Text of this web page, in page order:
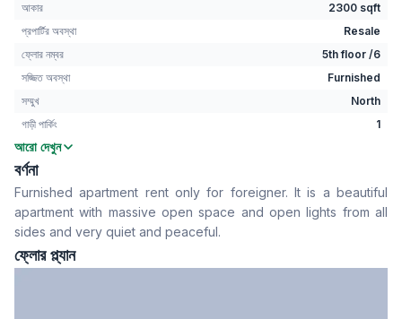
আকার
2300 sqft
প্রপার্টির অবস্থা
Resale
ফ্লোর নম্বর
5th floor /6
সজ্জিত অবস্থা
Furnished
সম্মুখ
North
গাড়ী পার্কিং
1
বেডরুম
বাথরুম
বসার রুম
No
Drawing Room
Yes
খাবার রুম
বারান্দা
আরো দেখুন
বর্ণনা
Furnished apartment rent only for foreigner. It is a beautiful
apartment with massive open space and open lights from all
sides and very quiet and peaceful.
ফ্লোর প্ল্যান